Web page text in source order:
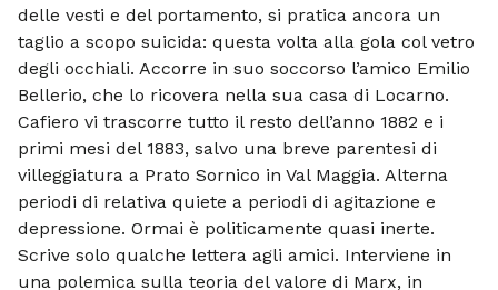
delle vesti e del portamento, si pratica ancora un
taglio a scopo suicida: questa volta alla gola col vetro
degli occhiali. Accorre in suo soccorso l’amico Emilio
Bellerio, che lo ricovera nella sua casa di Locarno.
Cafiero vi trascorre tutto il resto dell’anno 1882 e i
primi mesi del 1883, salvo una breve parentesi di
villeggiatura a Prato Sornico in Val Maggia. Alterna
periodi di relativa quiete a periodi di agitazione e
depressione. Ormai è politicamente quasi inerte.
Scrive solo qualche lettera agli amici. Interviene in
una polemica sulla teoria del valore di Marx, in